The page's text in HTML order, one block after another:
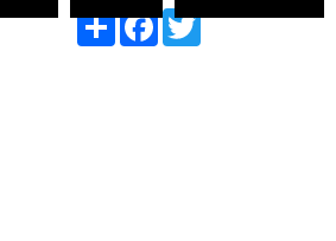
ShareFacebook
Twitter